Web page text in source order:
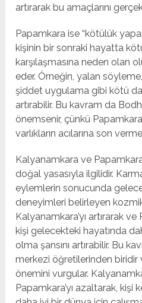
artırarak bu amaçlarını
Papamkara ise “kötülük
kişinin bir sonraki hayatta
karşılaşmasına neden olan
eder. Örneğin, yalan söyleme,
şiddet uygulama gibi kötü
artırabilir. Bu kavram da
önemsenir, çünkü
varlıkların acılarına son
Kalyanamkara ve
doğal yasasıyla ilgilidir.
eylemlerin sonucunda
deneyimleri belirleyen
Kalyanamkara’yı artırarak
kişi gelecekteki hayatında
olma şansını artırabilir. Bu
merkezi öğretilerinden biridir
önemini vurgular.
Papamkara’yı azaltarak, kişi